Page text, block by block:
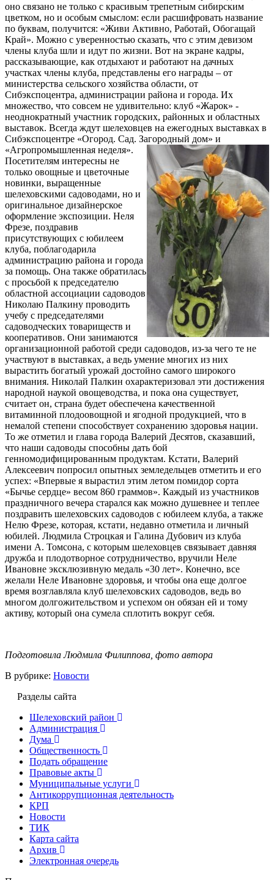
оно связано не только с красивым трепетным сибирским
цветком, но и особым смыслом: если расшифровать название
по буквам, получится: «Живи Активно, Работай, Обогащай
Край». Можно с уверенностью сказать, что с этим девизом
члены клуба шли и идут по жизни. Вот на экране кадры,
рассказывающие, как отдыхают и работают на дачных
участках члены клуба, представлены его награды – от
министерства сельского хозяйства области, от
Сибэкспоцентра, администрации района и города. Их
множество, что совсем не удивительно: клуб «Жарок» -
неоднократный участник городских, районных и областных
выставок. Всегда ждут шелеховцев на ежегодных выставках в
Сибэкспоцентре «Огород. Сад. Загородный дом» и
«Агропромышленная неделя».
Посетителям интересны не
только овощные и цветочные
новинки, выращенные
шелеховскими садоводами, но и
оригинальное дизайнерское
оформление экспозиции. Неля
Фрезе, поздравив
присутствующих с юбилеем
клуба, поблагодарила
администрацию района и города
за помощь. Она также обратилась
с просьбой к председателю
областной ассоциации садоводов
Николаю Палкину проводить
учебу с председателями
садоводческих товариществ и
кооперативов. Они занимаются
организационной работой среди садоводов, из-за чего те не
участвуют в выставках, а ведь умение многих из них
вырастить богатый урожай достойно самого широкого
внимания. Николай Палкин охарактеризовал эти достижения
народной наукой овощеводства, и пока она существует,
считает он, страна будет обеспечена качественной
витаминной плодоовощной и ягодной продукцией, что в
немалой степени способствует сохранению здоровья нации.
То же отметил и глава города Валерий Десятов, сказавший,
что наши садоводы способны дать бой
генномодифицированным продуктам. Кстати, Валерий
Алексеевич попросил опытных земледельцев отметить и его
успех: «Впервые я вырастил этим летом помидор сорта
«Бычье сердце» весом 860 граммов». Каждый из участников
праздничного вечера старался как можно душевнее и теплее
поздравить шелеховских садоводов с юбилеем клуба, а также
Нелю Фрезе, которая, кстати, недавно отметила и личный
юбилей. Людмила Строцкая и Галина Дубович из клуба
имени А. Томсона, с которым шелеховцев связывает давняя
дружба и плодотворное сотрудничество, вручили Неле
Ивановне эксклюзивную медаль «30 лет». Конечно, все
желали Неле Ивановне здоровья, и чтобы она еще долгое
время возглавляла клуб шелеховских садоводов, ведь во
многом долгожительством и успехом он обязан ей и тому
активу, который она сумела сплотить вокруг себя.
Подготовила Людмила Филиппова, фото автора
В рубрике: Новости
Разделы сайта
Шелеховский район
Администрация
Дума
Общественность
Подать обращение
Правовые акты
Муниципальные услуги
Антикоррупционная деятельность
КРП
Новости
ТИК
Карта сайта
Архив
Электронная очередь